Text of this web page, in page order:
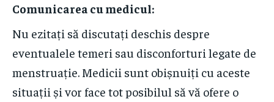
Comunicarea cu medicul:
Nu ezitați să discutați deschis despre
eventualele temeri sau disconforturi legate de
menstruație. Medicii sunt obișnuiți cu aceste
situații și vor face tot posibilul să vă ofere o